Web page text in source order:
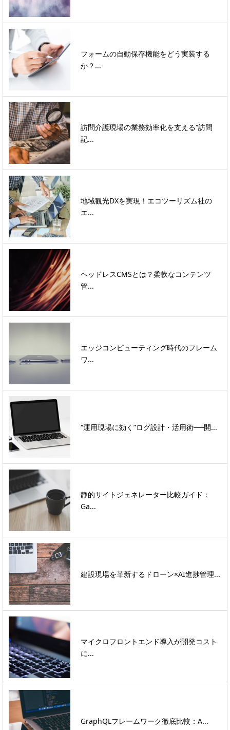
フォームの自動保存機能をどう実装する
か？...
訪問介護現場の業務効率化を支える“訪問
記...
地域観光DXを実現！エコツーリズム社の
エ...
ヘッドレスCMSとは？柔軟なコンテンツ
管...
エッジコンピューティング時代のフレーム
ワ...
“運用現場に効く”ログ設計・活用術──開...
静的サイトジェネレーター比較ガイド：
Ga...
建設現場を革新するドローン×AI進捗管理...
マイクロフロントエンド導入が開発コスト
に...
GraphQLフレームワーク徹底比較：A...